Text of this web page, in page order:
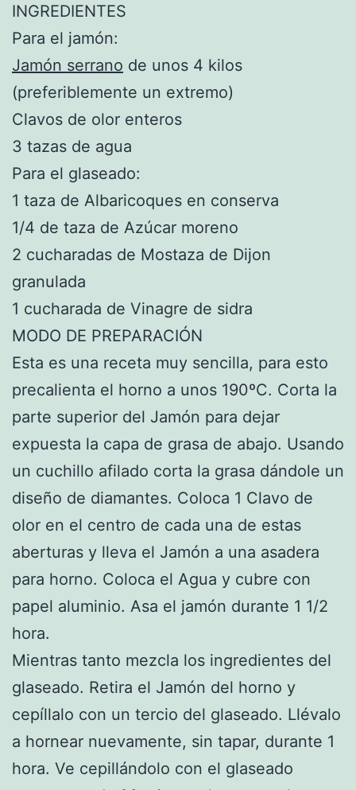
INGREDIENTES
Para el jamón:
Jamón serrano de unos 4 kilos
(preferiblemente un extremo)
Clavos de olor enteros
3 tazas de agua
Para el glaseado:
1 taza de Albaricoques en conserva
1/4 de taza de Azúcar moreno
2 cucharadas de Mostaza de Dijon
granulada
1 cucharada de Vinagre de sidra
MODO DE PREPARACIÓN
Esta es una receta muy sencilla, para esto
precalienta el horno a unos 190ºC. Corta la
parte superior del Jamón para dejar
expuesta la capa de grasa de abajo. Usando
un cuchillo afilado corta la grasa dándole un
diseño de diamantes. Coloca 1 Clavo de
olor en el centro de cada una de estas
aberturas y lleva el Jamón a una asadera
para horno. Coloca el Agua y cubre con
papel aluminio. Asa el jamón durante 1 1/2
hora.
Mientras tanto mezcla los ingredientes del
glaseado. Retira el Jamón del horno y
cepíllalo con un tercio del glaseado. Llévalo
a hornear nuevamente, sin tapar, durante 1
hora. Ve cepillándolo con el glaseado